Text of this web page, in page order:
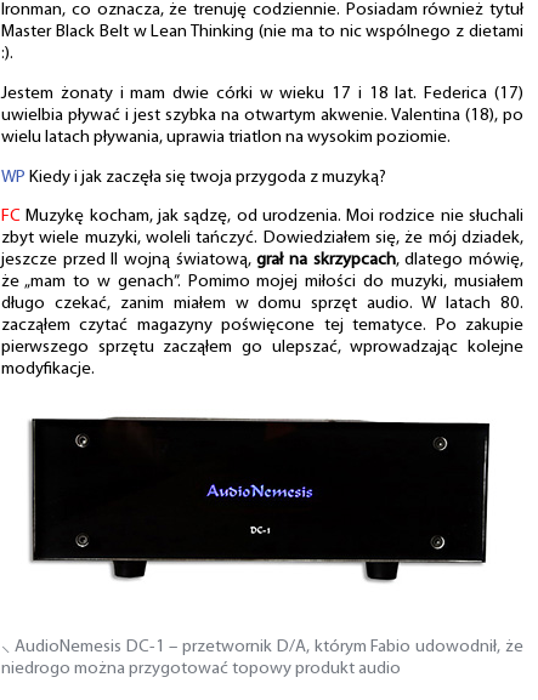
Ironman, co oznacza, że trenuję codziennie. Posiadam również tytuł
Master Black Belt w Lean Thinking (nie ma to nic wspólnego z dietami
:).
Jestem żonaty i mam dwie córki w wieku 17 i 18 lat. Federica (17)
uwielbia pływać i jest szybka na otwartym akwenie. Valentina (18), po
wielu latach pływania, uprawia triatlon na wysokim poziomie.
WP Kiedy i jak zaczęła się twoja przygoda z muzyką?
FC Muzykę kocham, jak sądzę, od urodzenia. Moi rodzice nie słuchali
zbyt wiele muzyki, woleli tańczyć. Dowiedziałem się, że mój dziadek,
jeszcze przed II wojną światową,grał na skrzypcach, dlatego mówię,
że „mam to w genach”. Pomimo mojej miłości do muzyki, musiałem
długo czekać, zanim miałem w domu sprzęt audio. W latach 80.
zacząłem czytać magazyny poświęcone tej tematyce. Po zakupie
pierwszego sprzętu zacząłem go ulepszać, wprowadzając kolejne
modyfikacje.
⸜ AudioNemesis DC-1 – przetwornik D/A, którym Fabio udowodnił, że
niedrogo można przygotować topowy produkt audio